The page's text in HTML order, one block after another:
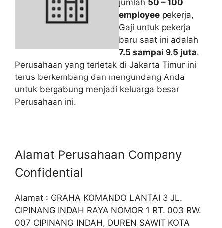
jumlah 50 – 100
employee pekerja,
Gaji untuk pekerja
baru saat ini adalah
7.5 sampai 9.5 juta.
Perusahaan yang terletak di Jakarta Timur ini
terus berkembang dan mengundang Anda
untuk bergabung menjadi keluarga besar
Perusahaan ini.
Alamat Perusahaan Company
Confidential
Alamat : GRAHA KOMANDO LANTAI 3 JL.
CIPINANG INDAH RAYA NOMOR 1 RT. 003 RW.
007 CIPINANG INDAH, DUREN SAWIT KOTA